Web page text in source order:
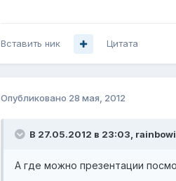
Вставить ник Цитата
Опубликовано 28 мая, 2012
В 27.05.2012 в 23:03,
А где можно презентации